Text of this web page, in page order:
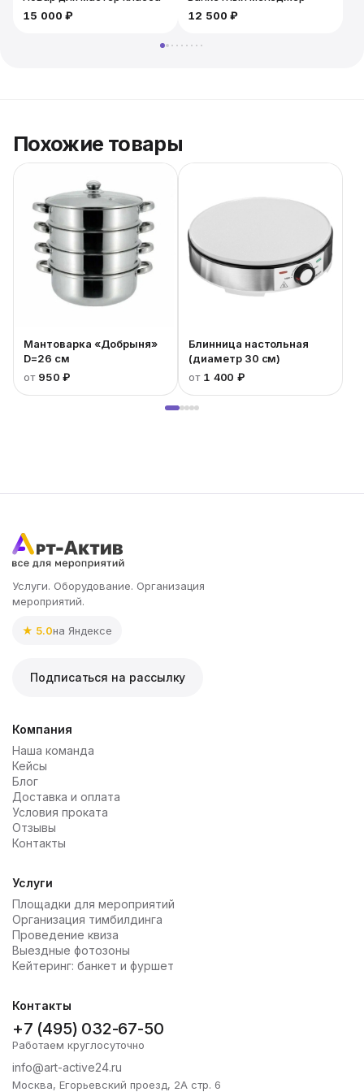
15 000 ₽
12 500 ₽
Похожие товары
Мантоварка «Добрыня»
D=26 см
от 950 ₽
Блинница настольная
(диаметр 30 см)
от 1 400 ₽
Услуги. Оборудование. Организация
мероприятий.
★ 5.0на Яндексе
Подписаться на рассылку
Компания
Наша команда
Кейсы
Блог
Доставка и оплата
Условия проката
Отзывы
Контакты
Услуги
Площадки для мероприятий
Организация тимбилдинга
Проведение квиза
Выездные фотозоны
Кейтеринг: банкет и фуршет
Контакты
+7 (495) 032-67-50
Работаем круглосуточно
info@art-active24.ru
Москва, Егорьевский проезд, 2А стр. 6